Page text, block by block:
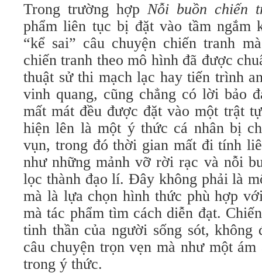
Trong trường hợp Nỗi buồn chiến
phẩm liên tục bị đặt vào tầm ngắm
“kể sai” câu chuyện chiến tranh
chiến tranh theo mô hình đã được
thuật sử thi mạch lạc hay tiến trình
vinh quang, cũng chẳng có lời bảo
mất mát đều được đặt vào một trật
hiện lên là một ý thức cá nhân bị
vụn, trong đó thời gian mất đi tính
như những mảnh vỡ rời rạc và nỗi
lọc thành đạo lí. Đây không phải là
mà là lựa chọn hình thức phù hợp
mà tác phẩm tìm cách diễn đạt.
tinh thần của người sống sót,
câu chuyện trọn vẹn mà như một
trong ý thức.